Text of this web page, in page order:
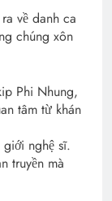
về danh ca
chúng xôn
Phi Nhung,
tâm từ khán
nghệ sĩ.
truyền mà